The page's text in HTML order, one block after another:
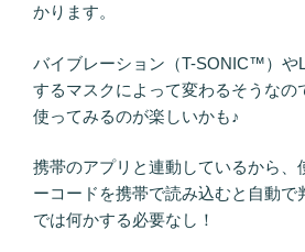
かります。
バイブレーション（T-SONIC™）や
するマスクによって変わるそうなの
使ってみるのが楽しいかも♪
携帯のアプリと連動しているから、
ーコードを携帯で読み込むと自動で
では何かする必要なし！